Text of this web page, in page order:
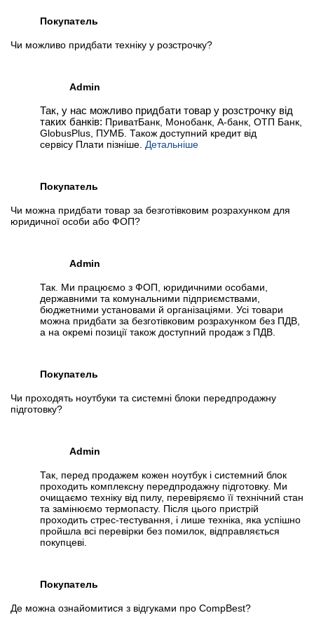
Покупатель
Чи можливо придбати техніку у розстрочку?
Admin
Так, у нас можливо придбати товар у розстрочку від
таких банків: ПриватБанк, Монобанк, А-банк, ОТП Банк,
GlobusPlus, ПУМБ. Також доступний кредит від
сервісу Плати пізніше. Детальніше
Покупатель
Чи можна придбати товар за безготівковим розрахунком для
юридичної особи або ФОП?
Admin
Так. Ми працюємо з ФОП, юридичними особами,
державними та комунальними підприємствами,
бюджетними установами й організаціями. Усі товари
можна придбати за безготівковим розрахунком без ПДВ,
а на окремі позиції також доступний продаж з ПДВ.
Покупатель
Чи проходять ноутбуки та системні блоки передпродажну
підготовку?
Admin
Так, перед продажем кожен ноутбук і системний блок
проходить комплексну передпродажну підготовку. Ми
очищаємо техніку від пилу, перевіряємо її технічний стан
та замінюємо термопасту. Після цього пристрій
проходить стрес-тестування, і лише техніка, яка успішно
пройшла всі перевірки без помилок, відправляється
покупцеві.
Покупатель
Де можна ознайомитися з відгуками про CompBest?